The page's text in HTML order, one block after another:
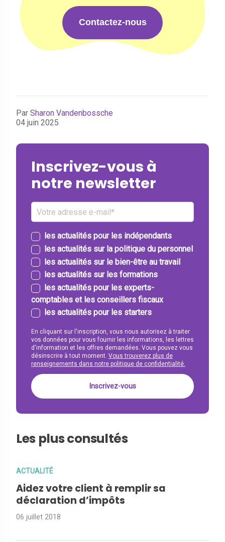
Contactez-nous
Par Sharon Vandenbossche
04 juin 2025
Inscrivez-vous à
notre newsletter
les actualités pour les indépendants
les actualités sur la politique du personnel
les actualités sur le bien-être au travail
les actualités sur les formations
les actualités pour les experts-
comptables et les conseillers fiscaux
les actualités pour les starters
En cliquant sur l'inscription, vous nous autorisez à traiter
vos données pour vous fournir les informations, les lettres
d'information et les offres demandées. Vous pouvez vous
désinscrire à tout moment. Vous trouverez plus de
renseignements dans notre politique de confidentialité.
Les plus consultés
ACTUALITÉ
Aidez votre client à remplir sa
déclaration d’impôts
06 juillet 2018